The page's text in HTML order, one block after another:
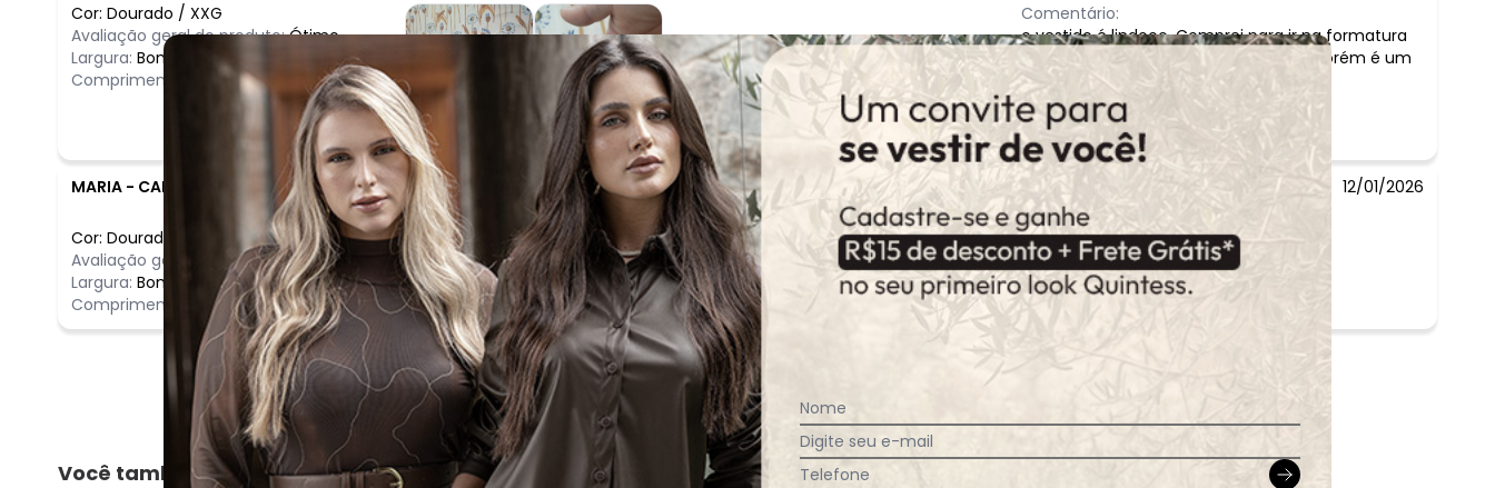
Cor: Dourado / XXG
Avaliação geral do produto: Ótimo
Largura: Bom
Comprimento:
Bom
Comentário:
o vestido é lindooo. Comprei para ir na formatura
do meu filho. Eu simplesmente amei. Porém é um
tecido frágil.
MARIA - CAMPINAS - SP 12/01/2026
Cor: Dourado
Avaliação geral do produto: Ótimo
Largura: Bom
Comprimento:
Bom
Comentário:
maravilhoso usei noite 1janeiro,leve brilho fiz sucesso com amigas.
Ver todas as avaliações
Você também pode gostar
Nome
Digite seu e-mail
Telefone